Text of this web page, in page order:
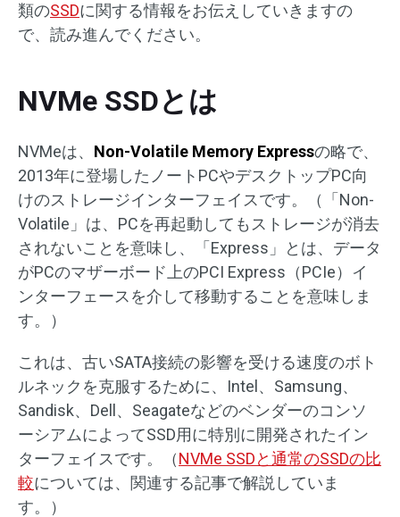
類のSSDに関する情報をお伝えしていきますの
で、読み進んでください。
NVMe SSDとは
NVMeは、 Non-Volatile Memory Expressの略で、
2013年に登場したノートPCやデスクトップPC向
けのストレージインターフェイスです。（「Non-
Volatile」は、PCを再起動してもストレージが消去
されないことを意味し、「Express」とは、データ
がPCのマザーボード上のPCI Express（PCIe）イ
ンターフェースを介して移動することを意味しま
す。）
これは、古いSATA接続の影響を受ける速度のボト
ルネックを克服するために、Intel、Samsung、
Sandisk、Dell、Seagateなどのベンダーのコンソ
ーシアムによってSSD用に特別に開発されたイン
ターフェイスです。（NVMe SSDと通常のSSDの比
較については、関連する記事で解説していま
す。）